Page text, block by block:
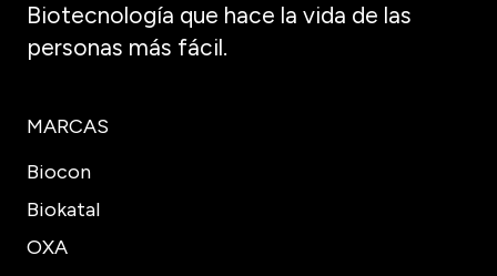
Biotecnología que hace la vida de las
personas más fácil.
MARCAS
Biocon
Biokatal
OXA